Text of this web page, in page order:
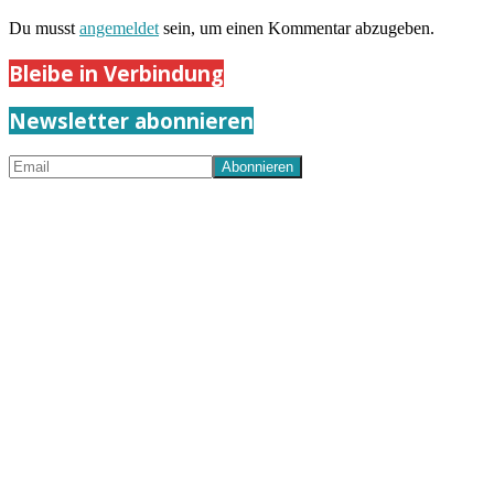
Du musst angemeldet sein, um einen Kommentar abzugeben.
Bleibe in Verbindung
Newsletter abonnieren